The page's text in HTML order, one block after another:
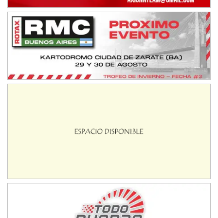
Ramiro Tot (Asfalto)
Baradero (Buenos Aires)
KDO - F6
Ciudad de Trenque Lauquen (Asfalto)
Trenque Lauquen (Buenos Aires)
ENTRERRIANO - F6 (POSTERGADA)
Parque de la Velocidad (Asfalto)
CSK - F7